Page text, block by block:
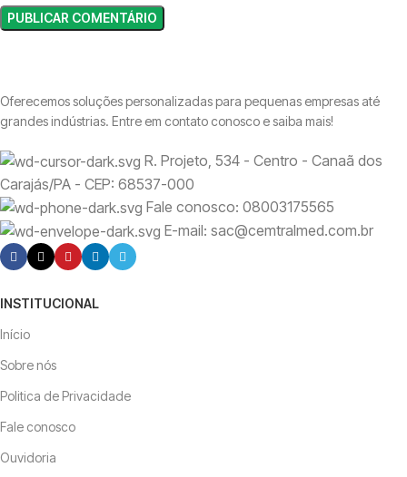
Oferecemos soluções personalizadas para pequenas empresas até
grandes indústrias. Entre em contato conosco e saiba mais!
R. Projeto, 534 - Centro - Canaã dos
Carajás/PA - CEP: 68537-000
Fale conosco: 08003175565
E-mail: sac@cemtralmed.com.br
INSTITUCIONAL
Início
Sobre nós
Politica de Privacidade
Fale conosco
Ouvidoria